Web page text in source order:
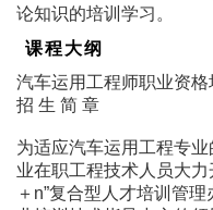
论知识的培训学习。
课程大纲
汽车运用工程师职业资格
招 生 简 章
为适应汽车运用工程专
业在职工程技术人员大
＋n”复合型人才培训管